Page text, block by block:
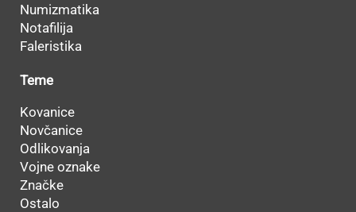
Numizmatika
Notafilija
Faleristika
Teme
Kovanice
Novčanice
Odlikovanja
Vojne oznake
Značke
Ostalo